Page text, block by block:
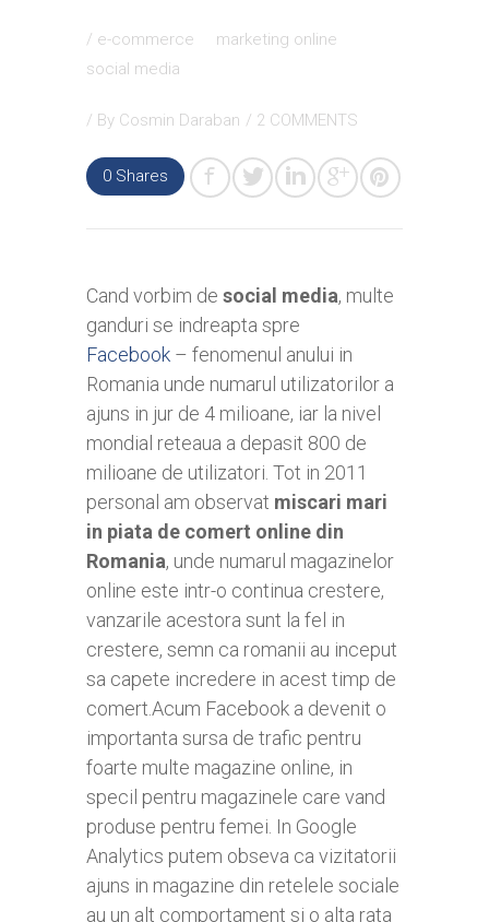
/ e-commerce
marketing online
social media
/ By Cosmin Daraban / 2 COMMENTS
0 Shares
Cand vorbim de social media, multe
ganduri se indreapta spre
Facebook – fenomenul anului in
Romania unde numarul utilizatorilor a
ajuns in jur de 4 milioane, iar la nivel
mondial reteaua a depasit 800 de
milioane de utilizatori. Tot in 2011
personal am observat miscari mari
in piata de comert online din
Romania, unde numarul magazinelor
online este intr-o continua crestere,
vanzarile acestora sunt la fel in
crestere, semn ca romanii au inceput
sa capete incredere in acest timp de
comert.Acum Facebook a devenit o
importanta sursa de trafic pentru
foarte multe magazine online, in
specil pentru magazinele care vand
produse pentru femei. In Google
Analytics putem obseva ca vizitatorii
ajuns in magazine din retelele sociale
au un alt comportament si o alta rata